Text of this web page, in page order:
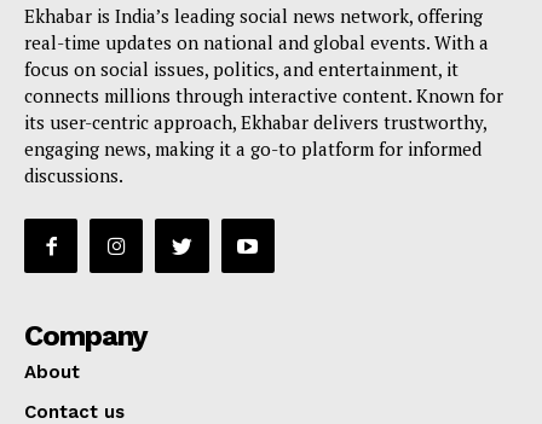
Ekhabar is India’s leading social news network, offering
real-time updates on national and global events. With a
focus on social issues, politics, and entertainment, it
connects millions through interactive content. Known for
its user-centric approach, Ekhabar delivers trustworthy,
engaging news, making it a go-to platform for informed
discussions.
Company
About
Contact us